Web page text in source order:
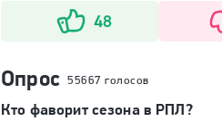
48
Опрос 55667 голосов
Кто фаворит сезона в РПЛ?